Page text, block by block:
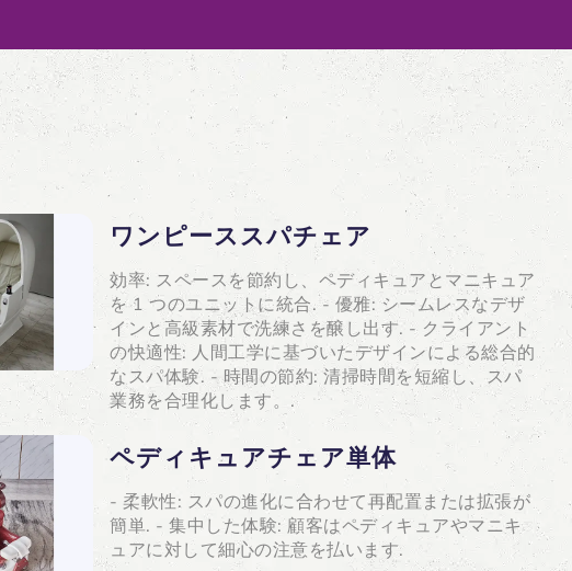
ワンピーススパチェア
効率: スペースを節約し、ペディキュアとマニキュア
を 1 つのユニットに統合. - 優雅: シームレスなデザ
インと高級素材で洗練さを醸し出す. - クライアント
の快適性: 人間工学に基づいたデザインによる総合的
なスパ体験. - 時間の節約: 清掃時間を短縮し、スパ
業務を合理化します。.
ペディキュアチェア単体
- 柔軟性: スパの進化に合わせて再配置または拡張が
簡単. - 集中した体験: 顧客はペディキュアやマニキ
ュアに対して細心の注意を払います.